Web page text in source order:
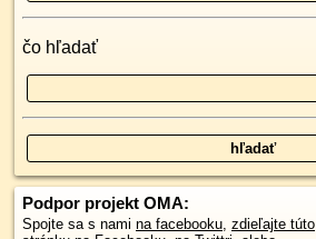
čo hľadať
Podpor projekt OMA:
Spojte sa s nami na facebooku, zdieľajte túto